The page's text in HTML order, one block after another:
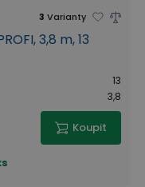
3 Varianty
3,8 m, 13
13
3,8
Koupit